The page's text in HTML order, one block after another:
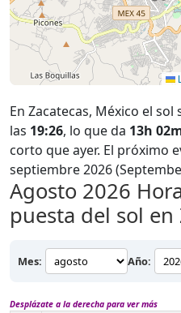
En Zacatecas, México el sol
las 19:26, lo que da 13h
corto que ayer. El próximo
septiembre 2026
Agosto 2026
puesta del sol en
Mes: Año:
Desplázate a la derecha para ver más